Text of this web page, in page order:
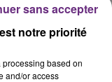
FERME
ville
contraint de
notre priorité
based on
and/or access
sans accepter